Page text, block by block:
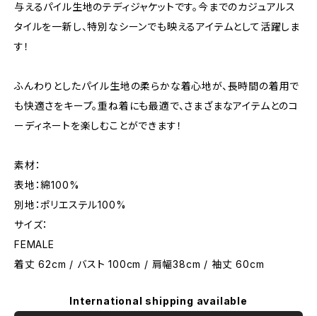
与えるパイル生地のテディジャケットです。今までのカジュアルス
タイルを一新し、特別なシーンでも映えるアイテムとして活躍しま
す！
ふんわりとしたパイル生地の柔らかな着心地が、長時間の着用で
も快適さをキープ。重ね着にも最適で、さまざまなアイテムとのコ
ーディネートを楽しむことができます！
素材：
表地：綿100%
別地：ポリエステル100%
サイズ：
FEMALE
着丈 62cm / バスト 100cm / 肩幅38cm / 袖丈 60cm
International shipping available